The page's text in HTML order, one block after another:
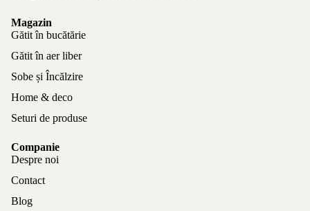
Magazin
Gătit în bucătărie
Gătit în aer liber
Sobe și Încălzire
Home & deco
Seturi de produse
Companie
Despre noi
Contact
Blog